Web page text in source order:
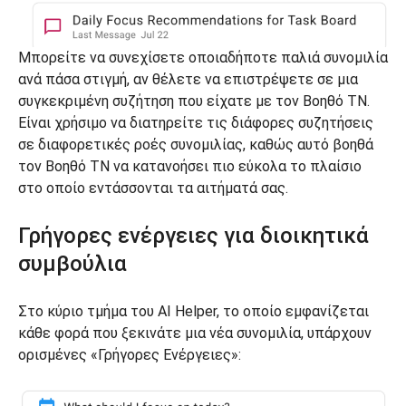
Μπορείτε να συνεχίσετε οποιαδήποτε παλιά συνομιλία
ανά πάσα στιγμή, αν θέλετε να επιστρέψετε σε μια
συγκεκριμένη συζήτηση που είχατε με τον Βοηθό ΤΝ.
Είναι χρήσιμο να διατηρείτε τις διάφορες συζητήσεις
σε διαφορετικές ροές συνομιλίας, καθώς αυτό βοηθά
τον Βοηθό ΤΝ να κατανοήσει πιο εύκολα το πλαίσιο
στο οποίο εντάσσονται τα αιτήματά σας.
Γρήγορες ενέργειες για διοικητικά
συμβούλια
Στο κύριο τμήμα του AI Helper, το οποίο εμφανίζεται
κάθε φορά που ξεκινάτε μια νέα συνομιλία, υπάρχουν
ορισμένες «Γρήγορες Ενέργειες»: